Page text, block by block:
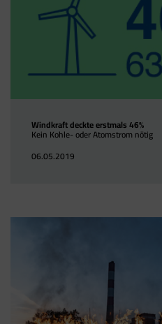
Windkraft deckte erstmals 46%
Kein Kohle- oder Atomstrom nötig
06.05.2019